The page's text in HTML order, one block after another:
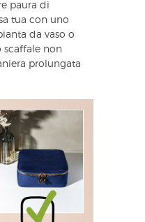
paura di
tua con uno
da vaso o
scaffale non
prolungata